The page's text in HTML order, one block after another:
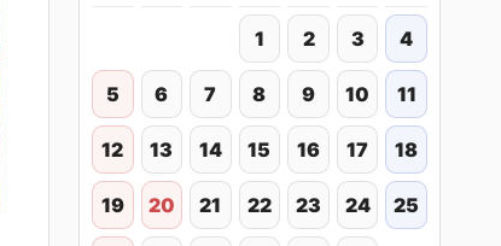
1 2 3 4
5 6 7 8 9 10 11
12 13 14 15 16 17 18
19 20 21 22 23 24 25